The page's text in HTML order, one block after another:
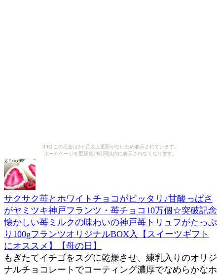
[PR] この広告は3ヶ月以上更新がないため表示されています。
ホームページを更新後24時間以内に表示されなくなります。
サクサク苺とホワイトチョコがピッタリ♪甘酸っぱさ
がヤミツキ神戸フランツ・苺チョコ10万個☆突破記念
懐かしい苺ミルクの味わいの神戸苺トリュフがたっぷ
り100gフランツオリジナルBOX入【スイーツギフト
にオススメ】【母の日】
もぎたてイチゴをスグに乾燥させ、練乳入りのオリジ
ナルチョコレートでコーティング濃厚でなめらかなホ